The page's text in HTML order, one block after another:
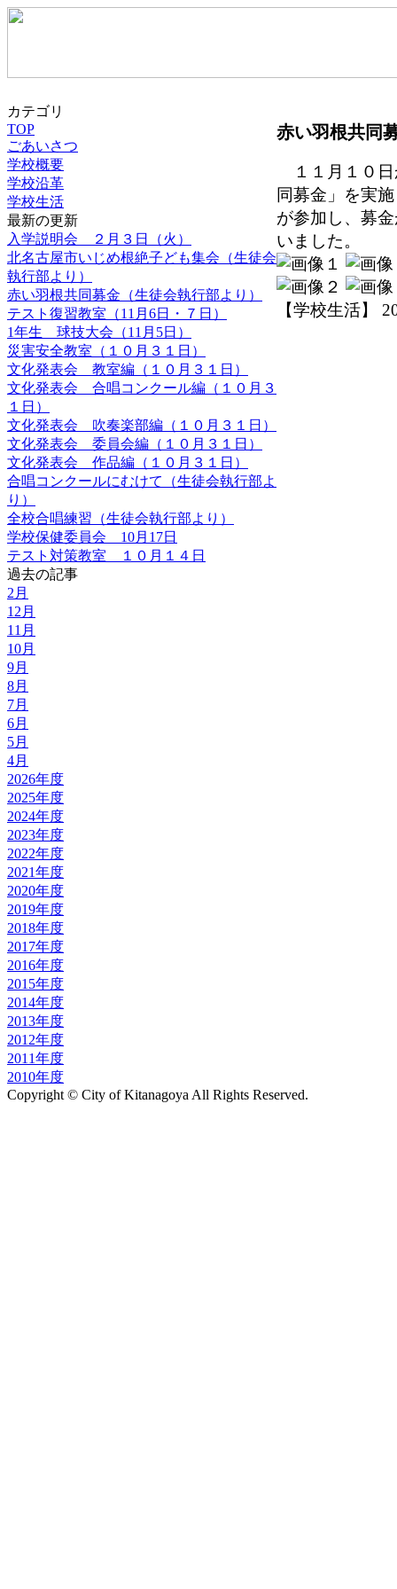
カテゴリ
TOP
ごあいさつ
学校概要
学校沿革
学校生活
最新の更新
入学説明会 ２月３日（火）
北名古屋市いじめ根絶子ども集会（生徒会
執行部より）
赤い羽根共同募金（生徒会執行部より）
テスト復習教室（11月6日・７日）
1年生 球技大会（11月5日）
災害安全教室（１０月３１日）
文化発表会 教室編（１０月３１日）
文化発表会 合唱コンクール編（１０月３
１日）
文化発表会 吹奏楽部編（１０月３１日）
文化発表会 委員会編（１０月３１日）
文化発表会 作品編（１０月３１日）
合唱コンクールにむけて（生徒会執行部よ
り）
全校合唱練習（生徒会執行部より）
学校保健委員会 10月17日
テスト対策教室 １０月１４日
過去の記事
2月
12月
11月
10月
9月
8月
7月
6月
5月
4月
2026年度
2025年度
2024年度
2023年度
2022年度
2021年度
2020年度
2019年度
2018年度
2017年度
2016年度
2015年度
2014年度
2013年度
2012年度
2011年度
2010年度
赤い羽根共同
１１月１０日
同募金」を実
が参加し、募
いました。
【学校生活】
Copyright © City of Kitanagoya All Rights Reserved.